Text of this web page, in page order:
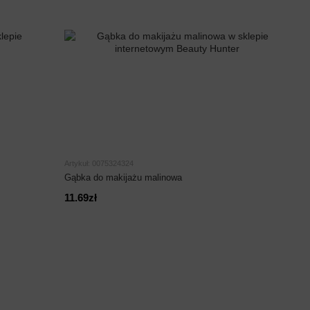
Artykuł: 0075324324
Gąbka do makijażu malinowa
11.69zł